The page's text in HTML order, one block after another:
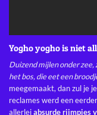
Yogho yogho is niet
Duizend mijlen onder zee,
het bos, die eet een
meegemaakt, dan zul je
reclames werd een
allerleiabsurde rijmpjes